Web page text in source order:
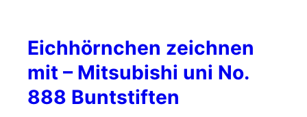
Eichhörnchen zeichnen
mit – Mitsubishi uni No.
888 Buntstiften